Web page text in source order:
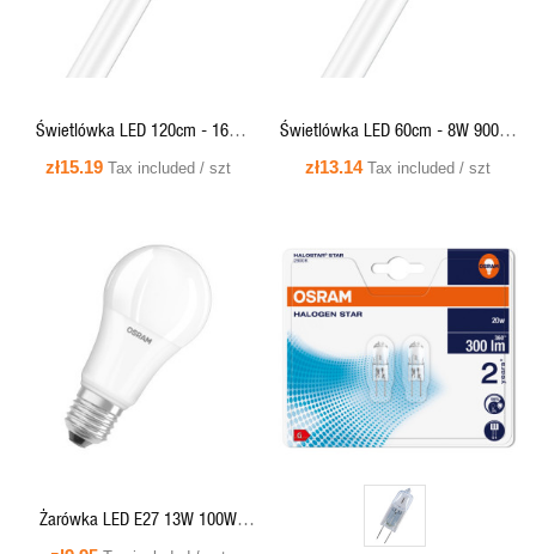
Świetlówka LED 120cm - 16W
1800lm 4000K G13 - ST8E-1.2M
opakowaniach...
zł15.19 Tax included / szt
Świetlówka LED 60cm - 8W 900lm
4000K G13 - ST8E-0.6M 8W/840
zł13.14 Tax included / szt
QUICK VIEW
Żarówka LED E27 13W 100W
6500K (zimno-biała) - LED VALUE
QUICK VIEW